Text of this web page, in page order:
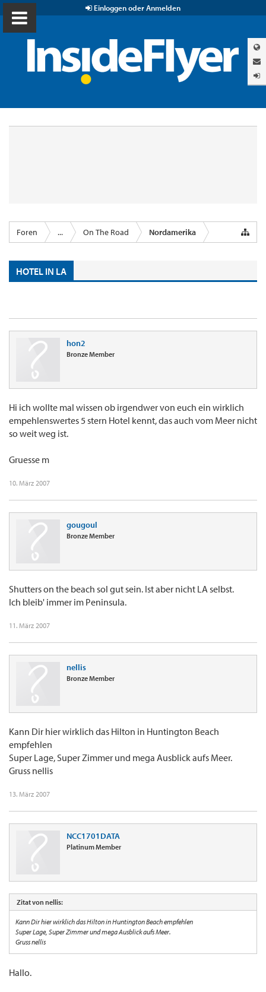
Einloggen oder Anmelden
Foren ... On The Road Nordamerika
HOTEL IN LA
hon2
Bronze Member
Hi ich wollte mal wissen ob irgendwer von euch ein wirklich
empehlenswertes 5 stern Hotel kennt, das auch vom Meer nicht
so weit weg ist.
Gruesse m
10. März 2007
gougoul
Bronze Member
Shutters on the beach sol gut sein. Ist aber nicht LA selbst.
Ich bleib' immer im Peninsula.
11. März 2007
nellis
Bronze Member
Kann Dir hier wirklich das Hilton in Huntington Beach
empfehlen
Super Lage, Super Zimmer und mega Ausblick aufs Meer.
Gruss nellis
13. März 2007
NCC1701DATA
Platinum Member
Zitat von nellis:
Kann Dir hier wirklich das Hilton in Huntington Beach empfehlen
Super Lage, Super Zimmer und mega Ausblick aufs Meer.
Gruss nellis
Hallo.